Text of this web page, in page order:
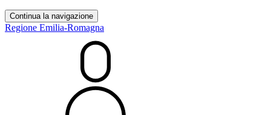
Continua la navigazione
Regione Emilia-Romagna